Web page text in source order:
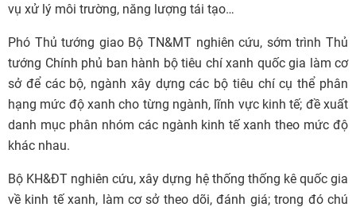
vụ xử lý môi trường, năng lượng tái tạo…
Phó Thủ tướng giao Bộ TN&MT nghiên cứu, sớm trình Thủ
tướng Chính phủ ban hành bộ tiêu chí xanh quốc gia làm cơ
sở để các bộ, ngành xây dựng các bộ tiêu chí cụ thể phân
hạng mức độ xanh cho từng ngành, lĩnh vực kinh tế; đề xuất
danh mục phân nhóm các ngành kinh tế xanh theo mức độ
khác nhau.
Bộ KH&ĐT nghiên cứu, xây dựng hệ thống thống kê quốc gia
về kinh tế xanh, làm cơ sở theo dõi, đánh giá; trong đó chú